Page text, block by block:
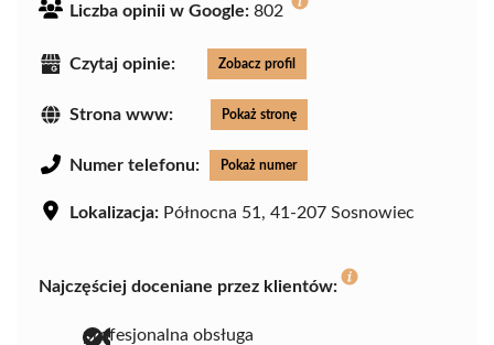
Liczba opinii w Google: 802
Czytaj opinie: Zobacz profil
Strona www: Pokaż stronę
Numer telefonu: Pokaż numer
Lokalizacja: Północna 51, 41-207 Sosnowiec
Najczęściej doceniane przez klientów:
profesjonalna obsługa